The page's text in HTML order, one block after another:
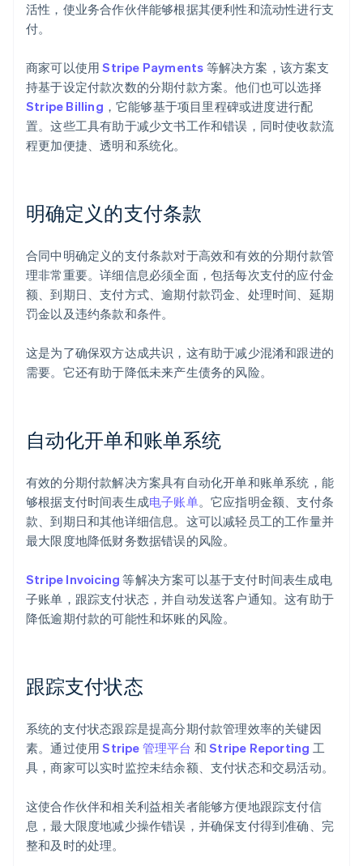
活性，使业务合作伙伴能够根据其便利性和流动性进行支
付。
商家可以使用Stripe Payments 等解决方案，该方案支
持基于设定付款次数的分期付款方案。他们也可以选择
Stripe Billing ，它能够基于项目里程碑或进度进行配
置。这些工具有助于减少文书工作和错误，同时使收款流
程更加便捷、透明和系统化。
明确定义的支付条款
合同中明确定义的支付条款对于高效和有效的分期付款管
理非常重要。详细信息必须全面，包括每次支付的应付金
额、到期日、支付方式、逾期付款罚金、处理时间、延期
罚金以及违约条款和条件。
这是为了确保双方达成共识，这有助于减少混淆和跟进的
需要。它还有助于降低未来产生债务的风险。
自动化开单和账单系统
有效的分期付款解决方案具有自动化开单和账单系统，能
够根据支付时间表生成电子账单。它应指明金额、支付条
款、到期日和其他详细信息。这可以减轻员工的工作量并
最大限度地降低财务数据错误的风险。
Stripe Invoicing 等解决方案可以基于支付时间表生成电
子账单，跟踪支付状态，并自动发送客户通知。这有助于
降低逾期付款的可能性和坏账的风险。
跟踪支付状态
系统的支付状态跟踪是提高分期付款管理效率的关键因
素。通过使用Stripe 管理平台 和Stripe Reporting 工
具，商家可以实时监控未结余额、支付状态和交易活动。
这使合作伙伴和相关利益相关者能够方便地跟踪支付信
息，最大限度地减少操作错误，并确保支付得到准确、完
整和及时的处理。